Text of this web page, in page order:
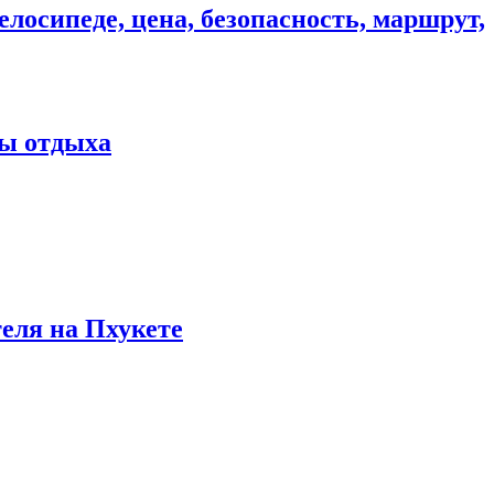
цена, безопасность, маршрут,
отдыха
на Пхукете